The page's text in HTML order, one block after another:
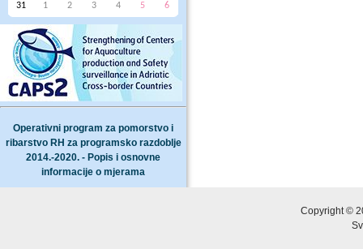
31
1 2 3 4 5 6
Operativni program za pomorstvo i
ribarstvo RH za programsko razdoblje
2014.-2020. - Popis i osnovne
informacije o mjerama
Copyright ©